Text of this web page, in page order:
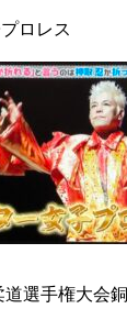
ロレス
道選手権大会